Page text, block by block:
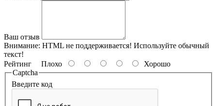
Ваш отзыв
Внимание: HTML не поддерживается! Используйте обычный
текст!
Рейтинг Плохо
Хорошо
Captcha
Введите код